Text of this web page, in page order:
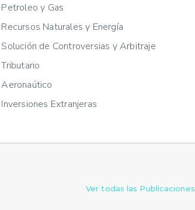
Petroleo y Gas
Recursos Naturales y Energía
Solución de Controversias y Arbitraje
Tributario
Aeronaútico
Inversiones Extranjeras
Ver todas las Publicaciones